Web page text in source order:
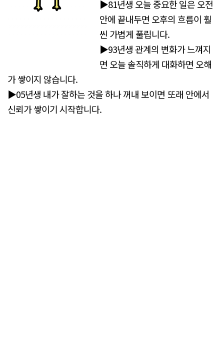
▶81년생 오늘 중요한 일은 오전
안에 끝내두면 오후의 흐름이 훨
씬 가볍게 풀립니다.
▶93년생 관계의 변화가 느껴지
면 오늘 솔직하게 대화하면 오해
가 쌓이지 않습니다.
▶05년생 내가 잘하는 것을 하나 꺼내 보이면 또래 안에서
신뢰가 쌓이기 시작합니다.